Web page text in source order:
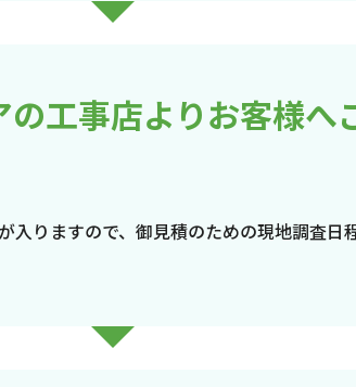
工事店よりお客様へ
入りますので、御見積のための現地調査日